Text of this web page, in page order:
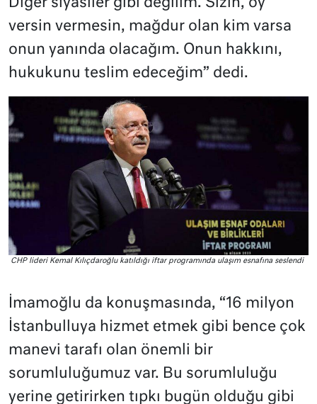
Diğer siyasiler gibi değilim. Sizin, oy
versin vermesin, mağdur olan kim varsa
onun yanında olacağım. Onun hakkını,
hukukunu teslim edeceğim” dedi.
CHP lideri Kemal Kılıçdaroğlu katıldığı iftar programında ulaşım esnafına seslendi
İmamoğlu da konuşmasında, “16 milyon
İstanbulluya hizmet etmek gibi bence çok
manevi tarafı olan önemli bir
sorumluluğumuz var. Bu sorumluluğu
yerine getirirken tıpkı bugün olduğu gibi